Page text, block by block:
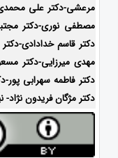
مرعشی-دکتر علی
مصطفی نوری-دکتر
دکتر قاسم خدادادی-
مهدی میرزایی-دکتر
دکتر فاطمه سهرابی پور-
دکتر مژگان فریدون نژاد-